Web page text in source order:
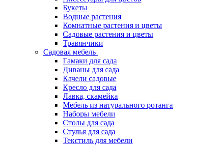
Букеты
Водные растения
Комнатные растения и цветы
Садовые растения и цветы
Травянчики
Садовая мебель
Гамаки для сада
Диваны для сада
Качели садовые
Кресло для сада
Лавка, скамейка
Мебель из натурального ротанга
Наборы мебели
Столы для сада
Стулья для сада
Текстиль для мебели